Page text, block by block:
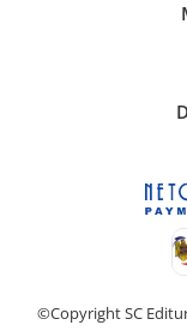
©Copyright SC